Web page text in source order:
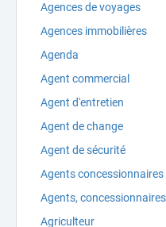
Agences de voyages
Agences immobilières
Agenda
Agent commercial
Agent d'entretien
Agent de change
Agent de sécurité
Agents
Agents,
Agriculteur